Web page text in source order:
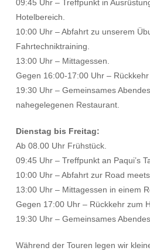
09:45 Uhr – Treffpunkt in
Hotelbereich.
10:00 Uhr – Abfahrt zu unserem
Fahrtechniktraining.
13:00 Uhr – Mittagessen.
Gegen 16:00-17:00 Uhr – Rückkehr
19:30 Uhr – Gemeinsames
nahegelegenen Restaurant.
Dienstag bis Freitag:
Ab 08.00 Uhr Frühstück.
09:45 Uhr – Treffpunkt an Paqui’s
10:00 Uhr – Abfahrt zur Road
13:00 Uhr – Mittagessen in einem
Gegen 17:00 Uhr – Rückkehr zum
19:30 Uhr – Gemeinsames
Während der Touren legen wir